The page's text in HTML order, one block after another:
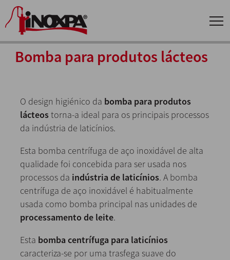
Bomba para produtos lácteos
O design higiénico da bomba para produtos
lácteos torna-a ideal para os principais processos
da indústria de laticínios.
Esta bomba centrífuga de aço inoxidável de alta
qualidade foi concebida para ser usada nos
processos da indústria de laticínios. A bomba
centrífuga de aço inoxidável é habitualmente
usada como bomba principal nas unidades de
processamento de leite.
Esta bomba centrífuga para laticínios
caracteriza-se por uma trasfega suave do